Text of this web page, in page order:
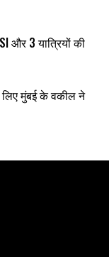
और 3 यात्रियों की
मुंबई के वकील ने